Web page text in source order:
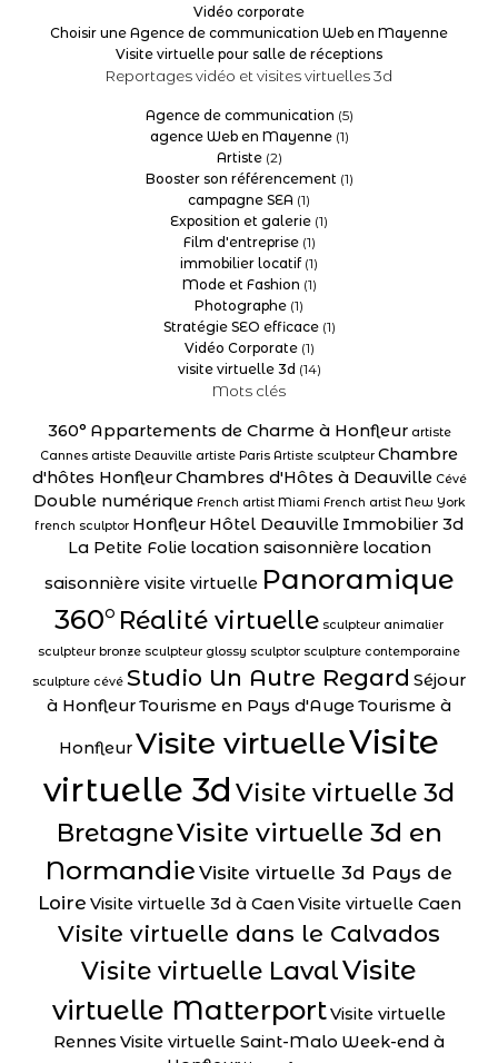
Vidéo corporate
Choisir une Agence de communication Web en Mayenne
Visite virtuelle pour salle de réceptions
Reportages vidéo et visites virtuelles 3d
Agence de communication (5)
agence Web en Mayenne(1)
Artiste(2)
Booster son référencement (1)
campagne SEA (1)
Exposition et galerie (1)
Film d'entreprise(1)
immobilier locatif(1)
Mode et Fashion (1)
Photographe (1)
Stratégie SEO efficace(1)
Vidéo Corporate(1)
visite virtuelle 3d (14)
Mots clés
360° Appartements de Charme à Honfleur artiste
Cannes artiste Deauville artiste Paris Artiste sculpteur Chambre
d'hôtes HonfleurChambres d'Hôtes à Deauville Cévé
Double numérique French artist Miami French artist New York
french sculptor Honfleur Hôtel Deauville Immobilier 3d
La Petite Folie location saisonnière location
saisonnière visite virtuelle Panoramique
360° Réalité virtuelle sculpteur animalier
sculpteur bronze sculpteur glossy sculptor sculpture contemporaine
sculpture cévé Studio Un Autre Regard Séjour
à HonfleurTourisme en Pays d'AugeTourisme à
HonfleurVisite virtuelleVisite
virtuelle 3d Visite virtuelle 3d
BretagneVisite virtuelle 3d en
Normandie Visite virtuelle 3d Pays de
Loire Visite virtuelle 3d à CaenVisite virtuelle Caen
Visite virtuelle dans le Calvados
Visite virtuelle LavalVisite
virtuelle MatterportVisite virtuelle
Rennes Visite virtuelle Saint-Malo Week-end à